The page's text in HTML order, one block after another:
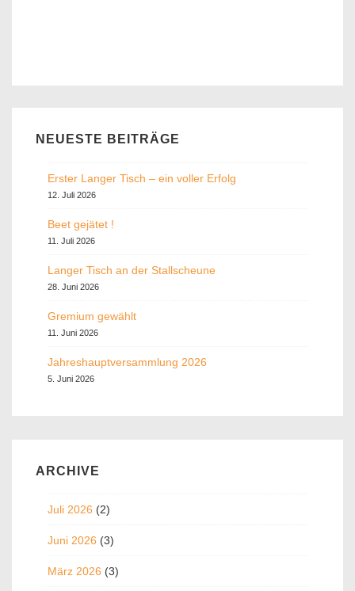
NEUESTE BEITRÄGE
Erster Langer Tisch – ein voller Erfolg
12. Juli 2026
Beet gejätet !
11. Juli 2026
Langer Tisch an der Stallscheune
28. Juni 2026
Gremium gewählt
11. Juni 2026
Jahreshauptversammlung 2026
5. Juni 2026
ARCHIVE
Juli 2026 (2)
Juni 2026 (3)
März 2026 (3)